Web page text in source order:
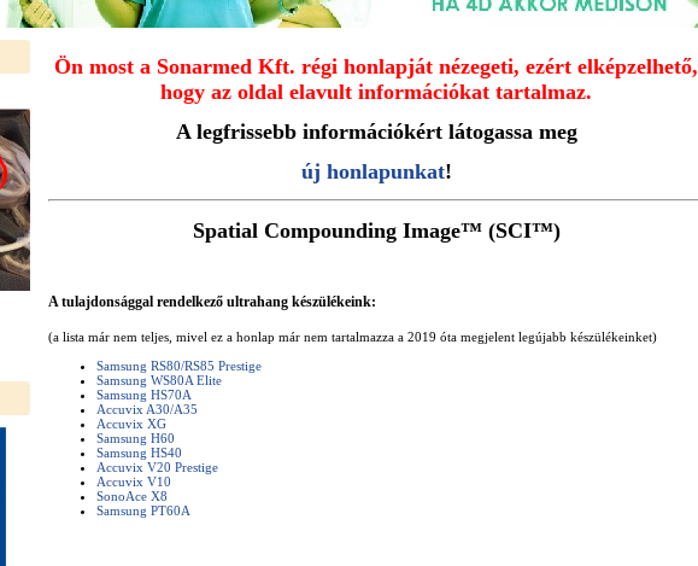
Ön most a Sonarmed Kft. régi honlapját nézegeti, ezért elképzelhető,
hogy az oldal elavult információkat tartalmaz.
A legfrissebb információkért látogassa meg
új honlapunkat!
Spatial Compounding Image™ (SCI™)
A tulajdonsággal rendelkező ultrahang készülékeink:
(a lista már nem teljes, mivel ez a honlap már nem tartalmazza a 2019 óta megjelent legújabb készülékeinket)
Samsung RS80/RS85 Prestige
Samsung WS80A Elite
Samsung HS70A
Accuvix A30/A35
Accuvix XG
Samsung H60
Samsung HS40
Accuvix V20 Prestige
Accuvix V10
SonoAce X8
Samsung PT60A